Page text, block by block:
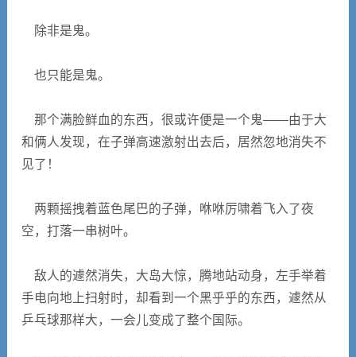
除非是鬼。
也只能是鬼。
那个满脸鲜血的东西，很或许便是一个鬼——由于大
和俩人发现，在子弹高速激射出去后，居然忽地消失不
见了！
两颗摇拽着蓝色尾巴的子弹，咻咻厉啸着飞入了夜
空，打落一串树叶。
敌人的遽然消失，大岛大惊，腾地站动身，左手举着
手电向地上扫射时，却看到一个黑乎乎的东西，遽然从
乒乓球那样大，一会儿变成了整个国际。